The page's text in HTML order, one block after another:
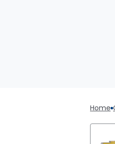
Home